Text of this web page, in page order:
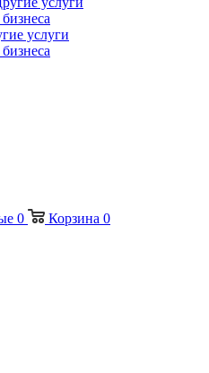
услуги
0 Корзина 0